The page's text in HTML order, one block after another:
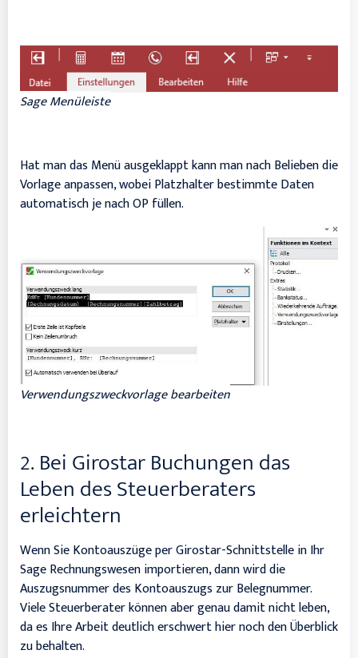
Sage Menüleiste
Hat man das Menü ausgeklappt kann man nach Belieben die
Vorlage anpassen, wobei Platzhalter bestimmte Daten
automatisch je nach OP füllen.
Verwendungszweckvorlage bearbeiten
2. Bei Girostar Buchungen das
Leben des Steuerberaters
erleichtern
Wenn Sie Kontoauszüge per Girostar-Schnittstelle in Ihr
Sage Rechnungswesen importieren, dann wird die
Auszugsnummer des Kontoauszugs zur Belegnummer.
Viele Steuerberater können aber genau damit nicht leben,
da es Ihre Arbeit deutlich erschwert hier noch den Überblick
zu behalten.